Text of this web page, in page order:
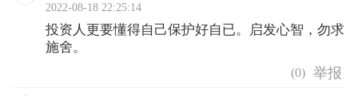
2022-08-18 22:25:14
投资人更要懂得自己保护好自已。启发心智，勿求
施舍。
(0)